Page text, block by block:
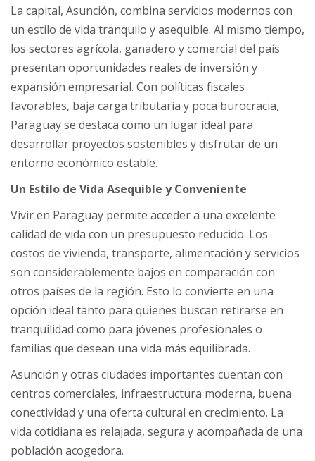
La capital, Asunción, combina servicios modernos con
un estilo de vida tranquilo y asequible. Al mismo tiempo,
los sectores agrícola, ganadero y comercial del país
presentan oportunidades reales de inversión y
expansión empresarial. Con políticas fiscales
favorables, baja carga tributaria y poca burocracia,
Paraguay se destaca como un lugar ideal para
desarrollar proyectos sostenibles y disfrutar de un
entorno económico estable.
Un Estilo de Vida Asequible y Conveniente
Vivir en Paraguay permite acceder a una excelente
calidad de vida con un presupuesto reducido. Los
costos de vivienda, transporte, alimentación y servicios
son considerablemente bajos en comparación con
otros países de la región. Esto lo convierte en una
opción ideal tanto para quienes buscan retirarse en
tranquilidad como para jóvenes profesionales o
familias que desean una vida más equilibrada.
Asunción y otras ciudades importantes cuentan con
centros comerciales, infraestructura moderna, buena
conectividad y una oferta cultural en crecimiento. La
vida cotidiana es relajada, segura y acompañada de una
población acogedora.